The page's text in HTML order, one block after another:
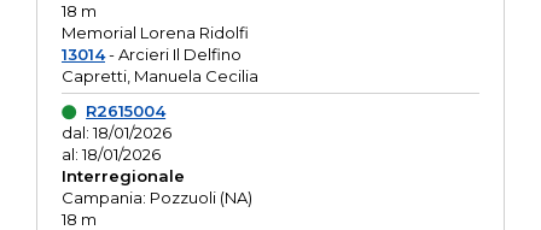
18 m
Memorial Lorena Ridolfi
13014- Arcieri Il Delfino
Capretti, Manuela Cecilia
R2615004
dal: 18/01/2026
al: 18/01/2026
Interregionale
Campania: Pozzuoli (NA)
18 m